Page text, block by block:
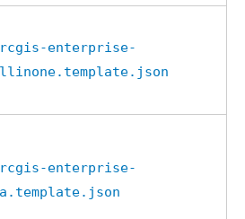
enterprise-
enterprise-